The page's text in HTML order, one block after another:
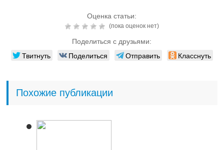
Оценка статьи:
(пока оценок нет)
Поделиться с друзьями:
Твитнуть Поделиться Отправить Класснуть
Похожие публикации